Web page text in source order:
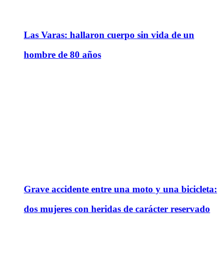
Las Varas: hallaron cuerpo sin vida de un
hombre de 80 años
Grave accidente entre una moto y una bicicleta:
dos mujeres con heridas de carácter reservado